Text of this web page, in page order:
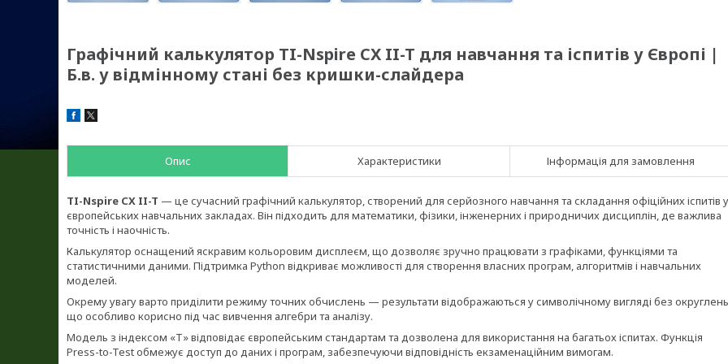
Графічний калькулятор TI-Nspire CX II-T для навчання та іспитів у Європі |
Б.в. у відмінному стані без кришки-слайдера
Опис Характеристики Інформація для замовлення
TI-Nspire CX II-T — це сучасний графічний калькулятор, створений для серйозного навчання та складання офіційних іспитів у
європейських навчальних закладах. Він підходить для математики, фізики, інженерних і природничих дисциплін, де важлива
точність і наочність.
Калькулятор оснащений яскравим кольоровим дисплеєм, що дозволяє зручно працювати з графіками, функціями та
статистичними даними. Підтримка Python відкриває можливості для створення власних програм, алгоритмів і навчальних
моделей.
Окрему увагу варто приділити режиму точних обчислень — результати відображаються у символічному вигляді без
що особливо корисно під час вивчення алгебри та аналізу.
Модель з індексом «T» відповідає європейським стандартам та дозволена для використання на багатьох іспитах. Функція
Press-to-Test обмежує доступ до даних і програм, забезпечуючи відповідність екзаменаційним вимогам.